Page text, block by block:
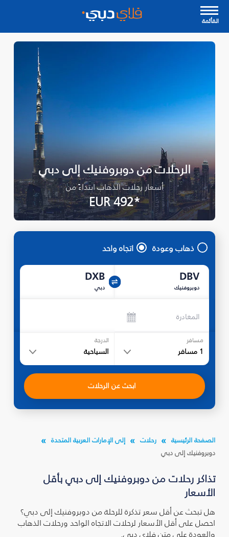
القأئمة
الرحلات من دوبروفنيك إلى دبي
أسعار رحلات الذهاب ابتداءً من
*EUR 492
ذهاب وعودة اتجاه واحد
DBV
دوبروفنيك
DXB
دبي
المغادرة
مسافر
1 مسافر
الدرجة
السياحية
ابحث عن الرحلات
الصفحة الرئيسية رحلات
إلى الإمارات العربية المتحدة
دوبروفنيك إلى دبي
تذاكر رحلات من دوبروفنيك إلى دبي بأقل
الأسعار
هل تبحث عن أقل سعر تذكرة للرحلة من دوبروفنيك إلى دبي؟
احصل على أقل الأسعار لرحلات الاتجاه الواحد ورحلات الذهاب
والعودة على متن فلاي دبي.